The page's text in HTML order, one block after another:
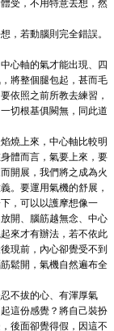
受，不用特意去想，然
，若動腦則完全錯誤。
心軸的氣才能出現、四
將整個腿包起，甚而毛
依照之前所教去練習，
切根基俱闕無，同此道
燒上來，中心軸比較明
體而言，氣要上來，要
開展，我們將之成為火
。要運用氣機的舒展，
，可以以護摩想像一
開、腦筋越無念、中心
來才有辦法，若不依此
現前，內心卻覺受不到
鬆開，氣機自然遍布全
不拔的心、有渾厚氣
這份感覺？將自己裝扮
後面卻覺得假，因這不